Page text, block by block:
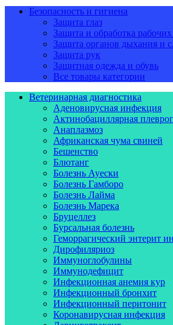
Безопасность и гигиена
Защита глаз
Защита и обработка
Защита органов дыхания и
Защита рук
Защитная одежда и обувь
Все товары категории
Ветеринарная диагностика
Аденовирусная инфекция
Актинобациллярная
Анаплазмоз
Африканская чума свиней
Бешенство
Блютанг
Болезнь Ауески
Болезнь Гамборо
Болезнь Лайма
Болезнь Марека
Бруцеллез
Бурсальная болезнь
Геморрагический энтерит
Дирофиляриоз
Иммуноглобулины
Иммунодефицит
Инфекционная анемия кур
Инфекционный бронхит
Инфекционный перитонит
Коронавирусная инфекция